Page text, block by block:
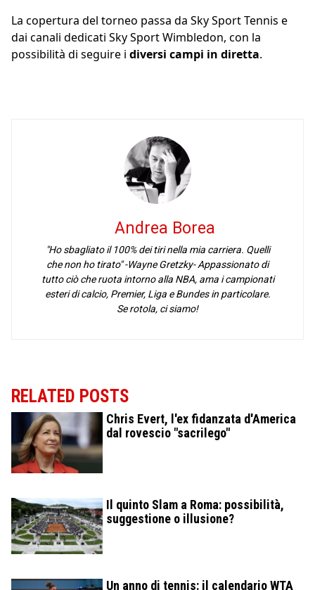
La copertura del torneo passa da Sky Sport Tennis e
dai canali dedicati Sky Sport Wimbledon, con la
possibilità di seguire i diversi campi in diretta.
Andrea Borea
"Ho sbagliato il 100% dei tiri nella mia carriera. Quelli
che non ho tirato" -Wayne Gretzky- Appassionato di
tutto ciò che ruota intorno alla NBA, ama i campionati
esteri di calcio, Premier, Liga e Bundes in particolare.
Se rotola, ci siamo!
RELATED POSTS
Chris Evert, l'ex fidanzata d'America
dal rovescio "sacrilego"
Il quinto Slam a Roma: possibilità,
suggestione o illusione?
Un anno di tennis: il calendario WTA